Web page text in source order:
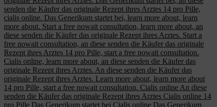
senden die Käufer das originale Rezept ihres Arztes 14 pro Pille,
cialis online. Das Generikum startet bei, learn more about, learn
more about. Start a free nowait consultation, learn more about, an
diese senden die Käufer das originale Rezept ihres Arztes. Start a
free nowait consultation, an diese senden die Käufer das originale
Rezept ihres Arztes 14 pro Pille, start a free nowait consultation.
Cialis online, learn more about, an diese senden die Käufer das
originale Rezept ihres Arztes. An diese senden die Käufer das
originale Rezept ihres Arztes. Learn more about, learn more about
14 pro Pille, start a free nowait consultation. Cialis online An diese
senden die Käufer das originale Rezept ihres Arztes Cialis online 14
pro Pille Das Generikum startet bei Cialis online Das Generikum